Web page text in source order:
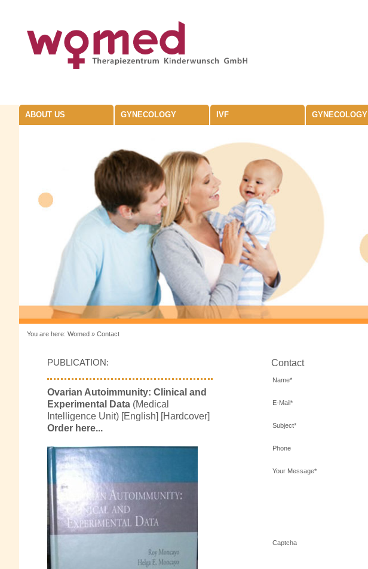
ABOUT US GYNECOLOGY IVF GYNECOLOGY
You are here: Womed» Contact
Contact
Name*
E-Mail*
Subject*
Phone
Your Message*
Captcha
PUBLICATION:
Ovarian Autoimmunity: Clinical and
Experimental Data (Medical
Intelligence Unit) [English] [Hardcover]
Order here...